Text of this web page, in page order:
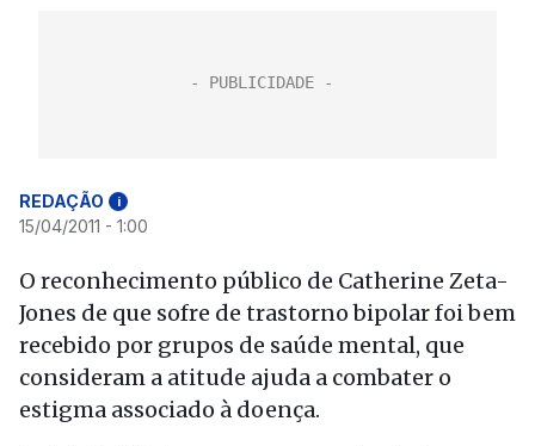
REDAÇÃO i
15/04/2011 - 1:00
O reconhecimento público de Catherine Zeta-
Jones de que sofre de trastorno bipolar foi bem
recebido por grupos de saúde mental, que
consideram a atitude ajuda a combater o
estigma associado à doença.